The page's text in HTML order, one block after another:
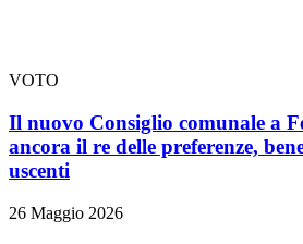
VOTO
Il nuovo Consiglio comunale a
ancora il re delle preferenze,
uscenti
26 Maggio 2026